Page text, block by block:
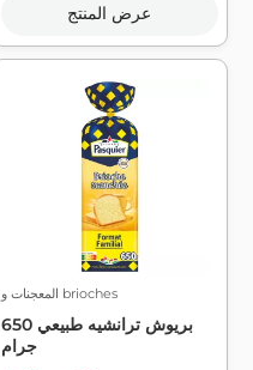
عرض المنتج
المعجنات و brioches
بريوش ترانشيه طبيعي 650
جرام